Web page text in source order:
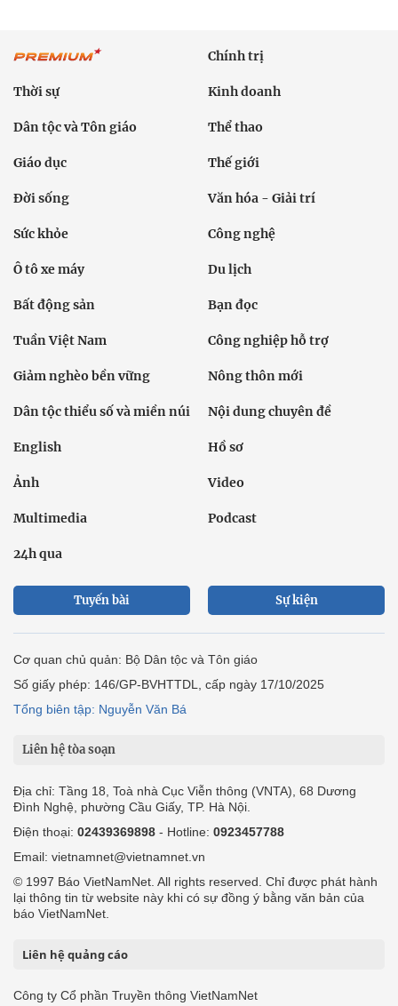
Chính trị
Thời sự Kinh doanh
Dân tộc và Tôn giáo Thể thao
Giáo dục Thế giới
Đời sống Văn hóa - Giải trí
Sức khỏe Công nghệ
Ô tô xe máy Du lịch
Bất động sản Bạn đọc
Tuần Việt Nam Công nghiệp hỗ trợ
Giảm nghèo bền vững Nông thôn mới
Dân tộc thiểu số và miền núi Nội dung chuyên đề
English Hồ sơ
Ảnh Video
Multimedia Podcast
24h qua
Tuyến bài Sự kiện
Cơ quan chủ quản: Bộ Dân tộc và Tôn giáo
Số giấy phép: 146/GP-BVHTTDL, cấp ngày 17/10/2025
Tổng biên tập: Nguyễn Văn Bá
Liên hệ tòa soạn
Địa chỉ: Tầng 18, Toà nhà Cục Viễn thông (VNTA), 68 Dương
Đình Nghệ, phường Cầu Giấy, TP. Hà Nội.
Điện thoại: 02439369898 - Hotline: 0923457788
Email: vietnamnet@vietnamnet.vn
© 1997 Báo VietNamNet. All rights reserved. Chỉ được phát hành
lại thông tin từ website này khi có sự đồng ý bằng văn bản của
báo VietNamNet.
Liên hệ quảng cáo
Công ty Cổ phần Truyền thông VietNamNet